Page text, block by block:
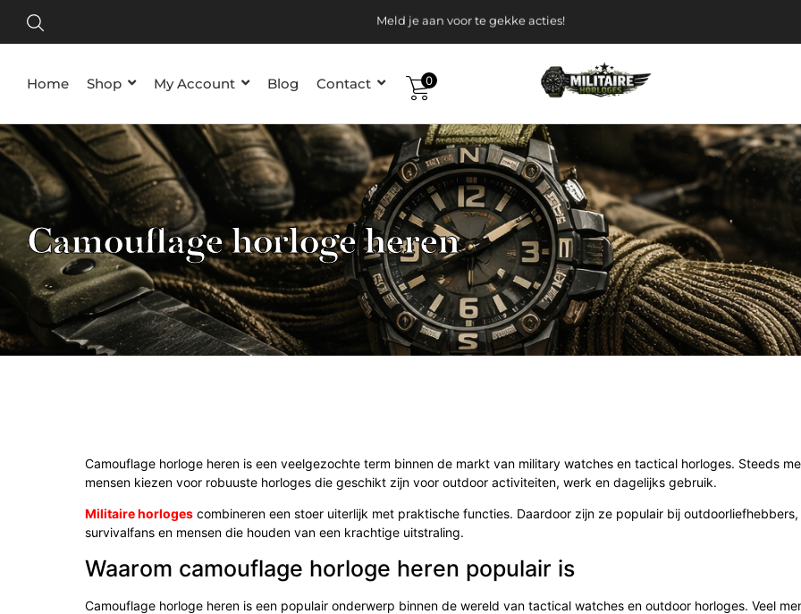
Meld je aan voor te gekke acties!
Home Shop My Account Blog Contact 0
Camouflage horloge heren
Camouflage horloge heren is een veelgezochte term binnen de markt van military watches en tactical horloges. Steeds
mensen kiezen voor robuuste horloges die geschikt zijn voor outdoor activiteiten, werk en dagelijks gebruik.
Militaire horloges combineren een stoer uiterlijk met praktische functies. Daardoor zijn ze populair bij
survivalfans en mensen die houden van een krachtige uitstraling.
Waarom camouflage horloge heren populair is
Camouflage horloge heren is een populair onderwerp binnen de wereld van tactical watches en outdoor horloges. Veel